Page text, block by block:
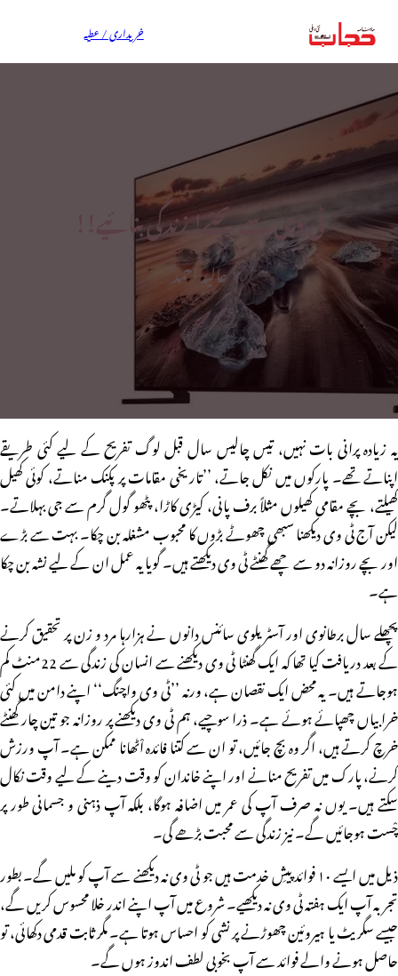
خریداری / عطیہ
ٹی وی سے بچئے! زندگی بنائیے!!
عالیہ احمد
یہ زیادہ پرانی بات نہیں، تیس چالیس سال قبل لوگ تفریح کے لیے کئی طریقے
اپناتے تھے۔ پارکوں میں نکل جاتے، ’’تاریخی مقامات پر پکنک مناتے، کوئی کھیل
کھیلتے، بچے مقامی کھیلوں مثلاً برف پانی، کیڑی کاڑا، پٹھو گول گرم سے جی بہلاتے۔
لیکن آج ٹی وی دیکھنا سبھی چھوٹے بڑوں کا محبوب مشغلہ بن چکا۔ بہت سے بڑے
اور بچے روزانہ دو سے چھے گھنٹے ٹی وی دیکھتے ہیں۔ گویا یہ عمل ان کے لیے نشہ بن چکا
ہے۔
پچھلے سال برطانوی اور آسٹریلوی سائنس دانوں نے ہزارہا مرد و زن پر تحقیق کرنے
کے بعد دریافت کیا تھا کہ ایک گھنٹا ٹی وی دیکھنے سے انسان کی زندگی سے 22منٹ کم
ہوجاتے ہیں۔ یہ محض ایک نقصان ہے، ورنہ ’’ٹی وی واچنگ‘‘ اپنے دامن میں کئی
خرابیاں چھپائے ہوئے ہے۔ ذرا سوچیے، ہم ٹی وی دیکھنے پر روزانہ جو تین چار گھنٹے
خرچ کرتے ہیں، اگر وہ بچ جائیں، تو ان سے کتنا فائدہ اْٹھانا ممکن ہے۔ آپ ورزش
کرنے، پارک میں تفریح منانے اور اپنے خاندان کو وقت دینے کے لیے وقت نکال
سکتے ہیں۔ یوں نہ صرف آپ کی عمر میں اضافہ ہوگا، بلکہ آپ ذہنی و جسمانی طور پر
چْست ہوجائیں گے۔ نیز زندگی سے محبت بڑھے گی۔
ذیل میں ایسے ۱۰ فوائد پیشِ خدمت ہیں جو ٹی وی نہ دیکھنے سے آپ کو ملیں گے۔ بطور
تجربہ آپ ایک ہفتہ ٹی وی نہ دیکھیے۔ شروع میں آپ اپنے اندر خلا محسوس کریں گے،
جیسے سگریٹ یا ہیروئین چھوڑنے پر نشی کو احساس ہوتا ہے۔ مگر ثابت قدمی دکھائی، تو
حاصل ہونے والے فوائد سے آپ بخوبی لطف اندوز ہوں گے۔